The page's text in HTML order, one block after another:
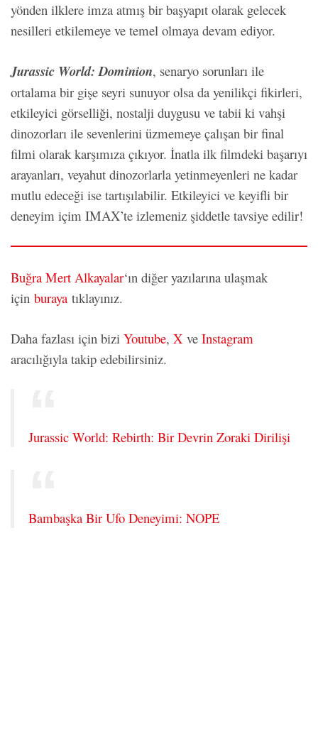
yönden ilklere imza atmış bir başyapıt olarak gelecek
nesilleri etkilemeye ve temel olmaya devam ediyor.
Jurassic World: Dominion, senaryo sorunları ile
ortalama bir gişe seyri sunuyor olsa da yenilikçi fikirleri,
etkileyici görselliği, nostalji duygusu ve tabii ki vahşi
dinozorları ile sevenlerini üzmemeye çalışan bir final
filmi olarak karşımıza çıkıyor. İnatla ilk filmdeki başarıyı
arayanları, veyahut dinozorlarla yetinmeyenleri ne kadar
mutlu edeceği ise tartışılabilir. Etkileyici ve keyifli bir
deneyim içim IMAX’te izlemeniz şiddetle tavsiye edilir!
Buğra Mert Alkayalar‘ın diğer yazılarına ulaşmak
için buraya tıklayınız.
Daha fazlası için bizi Youtube, X ve Instagram
aracılığıyla takip edebilirsiniz.
Jurassic World: Rebirth: Bir Devrin Zoraki Dirilişi
Bambaşka Bir Ufo Deneyimi: NOPE